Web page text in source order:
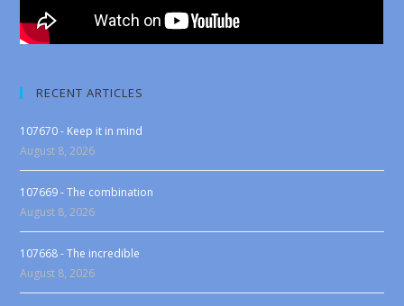
RECENT ARTICLES
107670 - Keep it in mind
August 8, 2026
107669 - The combination
August 8, 2026
107668 - The incredible
August 8, 2026